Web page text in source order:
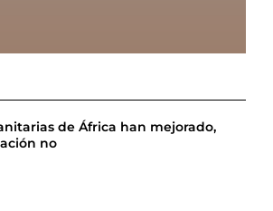
de África han mejorado,
no